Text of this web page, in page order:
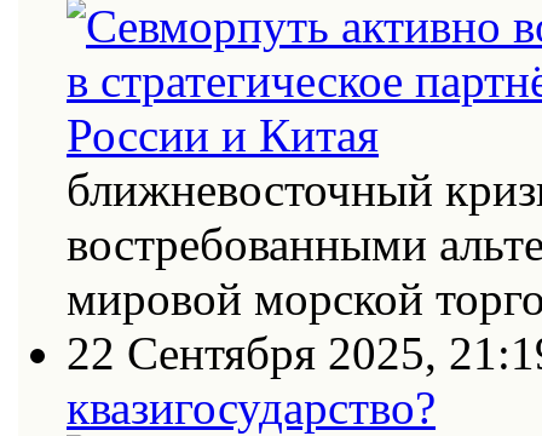
ближневосточный
востребованными
мировой морской
22 Сентября 2025,
квазигосударство?